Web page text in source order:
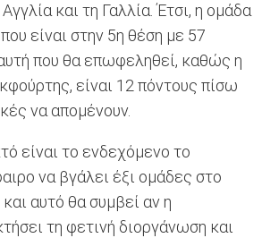
και τη Γαλλία. Έτσι, η ομάδα
είναι στην 5η θέση με 57
που θα επωφεληθεί, καθώς η
είναι 12 πόντους πίσω
να απομένουν.
είναι το ενδεχόμενο το
να βγάλει έξι ομάδες στο
αυτό θα συμβεί αν η
τη φετινή διοργάνωση και